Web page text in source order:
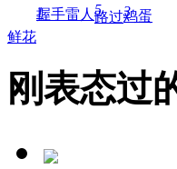
鲜花
1
握手雷人 5
路过3
鸡蛋
刚表态过